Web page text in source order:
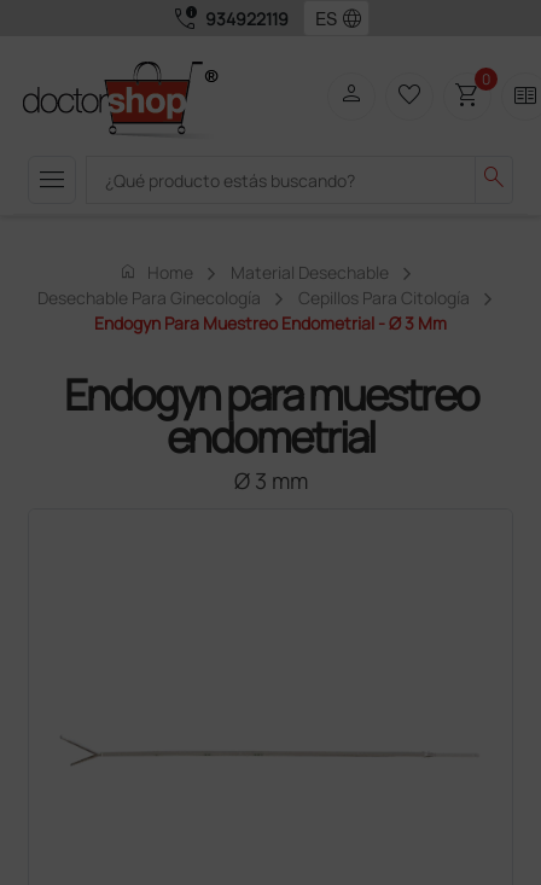
call_quality 934922119 language
menu search
person favorite_border shopping_cart0 two_pager
home Home
Material Desechable
Desechable Para Ginecología
Cepillos Para Citología
Endogyn Para Muestreo Endometrial - Ø 3 Mm
Endogyn para muestreo
endometrial
Ø 3 mm